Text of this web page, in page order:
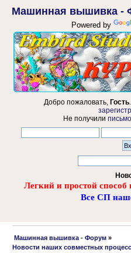
Машинная вышивка -
Powered by
Добро пожаловать, Гость
Не получили
Легкий и простой
Все СП
Машинная вышивка - Форум »
Новости наших совместных